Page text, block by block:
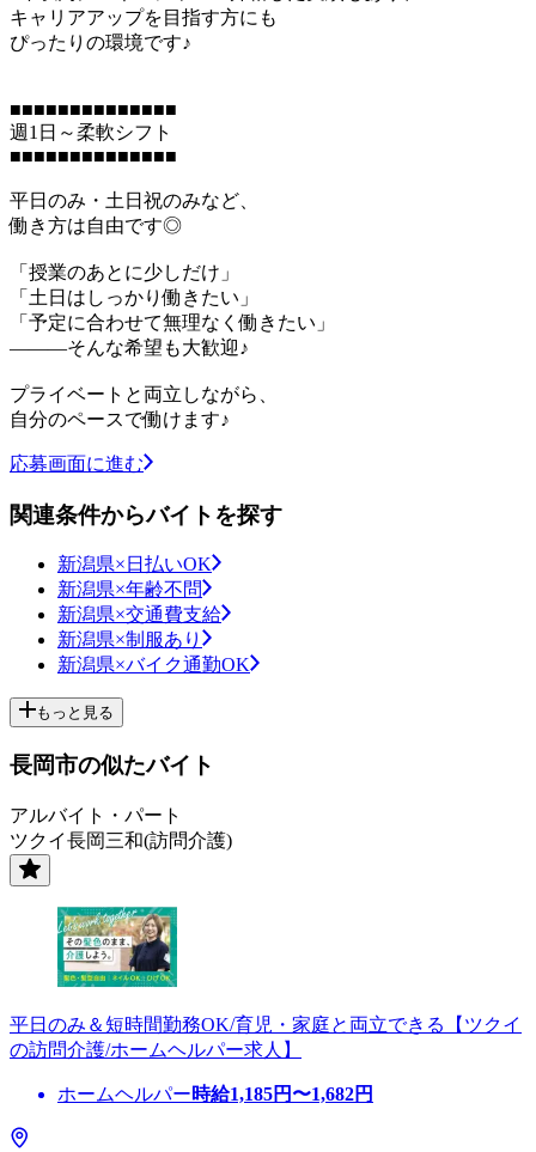
キャリアアップを目指す方にも
ぴったりの環境です♪
■■■■■■■■■■■■■■
週1日～柔軟シフト
■■■■■■■■■■■■■■
平日のみ・土日祝のみなど、
働き方は自由です◎
「授業のあとに少しだけ」
「土日はしっかり働きたい」
「予定に合わせて無理なく働きたい」
―――そんな希望も大歓迎♪
プライベートと両立しながら、
自分のペースで働けます♪
応募画面に進む
関連条件からバイトを探す
新潟県×日払いOK
新潟県×年齢不問
新潟県×交通費支給
新潟県×制服あり
新潟県×バイク通勤OK
もっと見る
長岡市の似たバイト
アルバイト・パート
ツクイ長岡三和(訪問介護)
平日のみ＆短時間勤務OK/育児・家庭と両立できる【ツクイ
の訪問介護/ホームヘルパー求人】
ホームヘルパー時給1,185円〜1,682円